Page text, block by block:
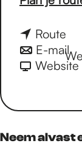
Route
a
a
o
e
r
E-mailn
a
Z
m
e
Website
Neem alvast